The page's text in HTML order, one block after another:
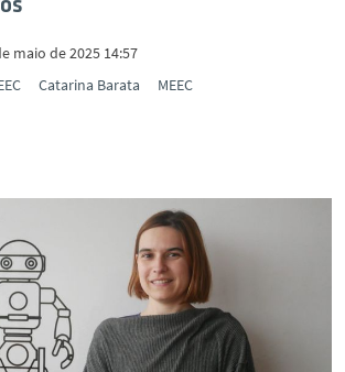
maio de 2025 14:57
Catarina Barata MEEC